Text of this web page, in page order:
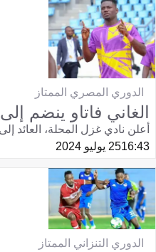
الدوري المصري الممتاز
الغاني فاتاو ينضم
أعلن نادي غزل المحلة، العائد
16:4325 يوليو 2024
الدوري التنزاني الممتاز